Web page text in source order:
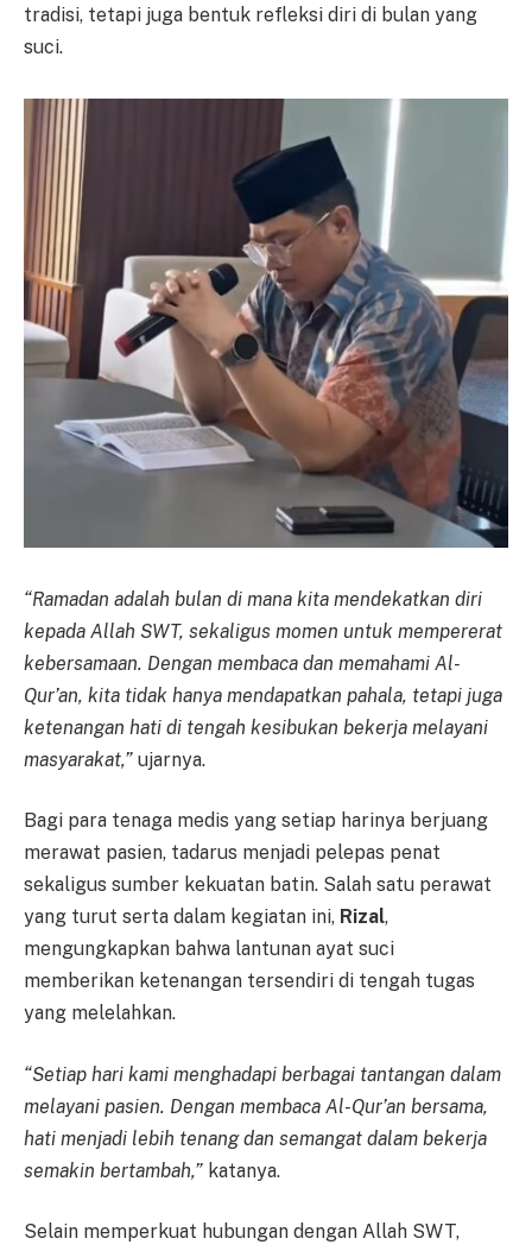
tradisi, tetapi juga bentuk refleksi diri di bulan yang
suci.
“Ramadan adalah bulan di mana kita mendekatkan diri
kepada Allah SWT, sekaligus momen untuk mempererat
kebersamaan. Dengan membaca dan memahami Al-
Qur’an, kita tidak hanya mendapatkan pahala, tetapi juga
ketenangan hati di tengah kesibukan bekerja melayani
masyarakat,” ujarnya.
Bagi para tenaga medis yang setiap harinya berjuang
merawat pasien, tadarus menjadi pelepas penat
sekaligus sumber kekuatan batin. Salah satu perawat
yang turut serta dalam kegiatan ini, Rizal,
mengungkapkan bahwa lantunan ayat suci
memberikan ketenangan tersendiri di tengah tugas
yang melelahkan.
“Setiap hari kami menghadapi berbagai tantangan dalam
melayani pasien. Dengan membaca Al-Qur’an bersama,
hati menjadi lebih tenang dan semangat dalam bekerja
semakin bertambah,” katanya.
Selain memperkuat hubungan dengan Allah SWT,